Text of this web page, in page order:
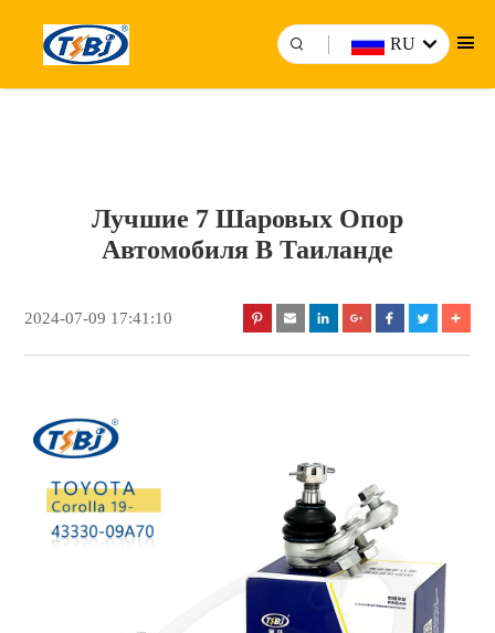
RU
Лучшие 7 Шаровых Опор
Автомобиля В Таиланде
2024-07-09 17:41:10